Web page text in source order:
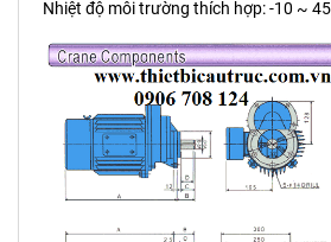
Nhiệt độ môi trường thích hợp: -10 ~